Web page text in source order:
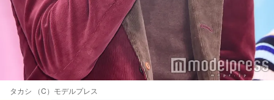
タカシ （C）モデルプレス